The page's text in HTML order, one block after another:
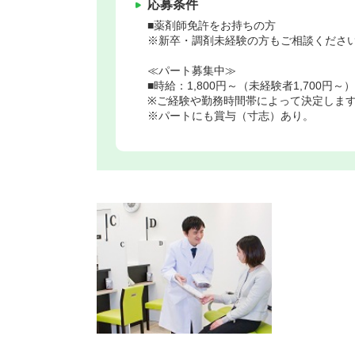
応募条件
■薬剤師免許をお持ちの方
※新卒・調剤未経験の方もご相談ください
≪パート募集中≫
■時給：1,800円～（未経験者1,700円～）
※ご経験や勤務時間帯によって決定します
※パートにも賞与（寸志）あり。